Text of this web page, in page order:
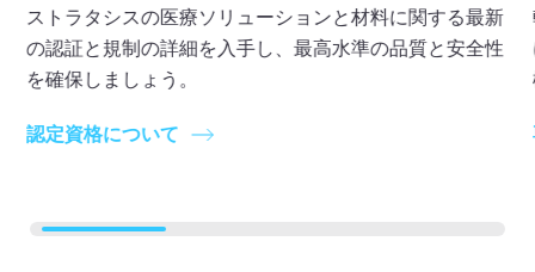
ストラタシスの医療ソリューションと材料に関する最新
の認証と規制の詳細を入手し、最高水準の品質と安全性
を確保しましょう。
認定資格について